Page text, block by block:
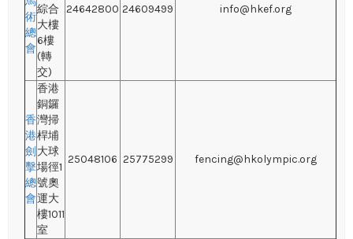
術
總
會
綜合
大樓
6樓
(轉
交)
24642800 24609499 info@hkef.org
香
港
劍
擊
總
會
香港
銅鑼
灣掃
桿埔
大球
場徑1
號奧
運大
樓1011
室
25048106 25775299 fencing@hkolympic.org